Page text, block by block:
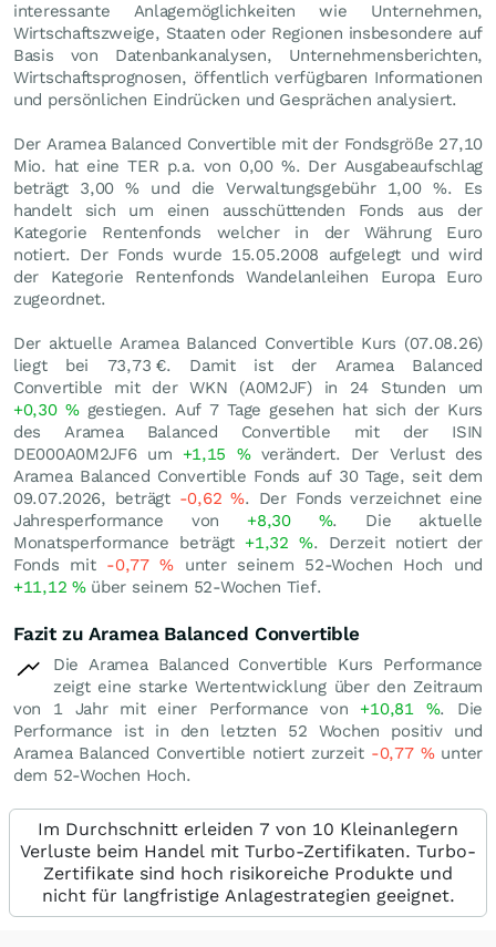
interessante Anlagemöglichkeiten wie Unternehmen,
Wirtschaftszweige, Staaten oder Regionen insbesondere auf
Basis von Datenbankanalysen, Unternehmensberichten,
Wirtschaftsprognosen, öffentlich verfügbaren Informationen
und persönlichen Eindrücken und Gesprächen analysiert.
Der Aramea Balanced Convertible mit der Fondsgröße 27,10
Mio. hat eine TER p.a. von 0,00 %. Der Ausgabeaufschlag
beträgt 3,00 % und die Verwaltungsgebühr 1,00 %. Es
handelt sich um einen ausschüttenden Fonds aus der
Kategorie Rentenfonds welcher in der Währung Euro
notiert. Der Fonds wurde 15.05.2008 aufgelegt und wird
der Kategorie Rentenfonds Wandelanleihen Europa Euro
zugeordnet.
Der aktuelle Aramea Balanced Convertible Kurs (07.08.26)
liegt bei 73,73 €. Damit ist der Aramea Balanced
Convertible mit der WKN (A0M2JF) in 24 Stunden um
+0,30 %gestiegen. Auf 7 Tage gesehen hat sich der Kurs
des Aramea Balanced Convertible mit der ISIN
DE000A0M2JF6 um +1,15 %verändert. Der Verlust des
Aramea Balanced Convertible Fonds auf 30 Tage, seit dem
09.07.2026, beträgt -0,62%. Der Fonds verzeichnet eine
Jahresperformance von +8,30 %. Die aktuelle
Monatsperformance beträgt +1,32 %. Derzeit notiert der
Fonds mit -0,77% unter seinem 52-Wochen Hoch und
+11,12 %über seinem 52-Wochen Tief.
Fazit zu Aramea Balanced Convertible
Die Aramea Balanced Convertible Kurs Performance
zeigt eine starke Wertentwicklung über den Zeitraum
von 1 Jahr mit einer Performance von +10,81 %. Die
Performance ist in den letzten 52 Wochen positiv und
Aramea Balanced Convertible notiert zurzeit -0,77 %unter
dem 52-Wochen Hoch.
Im Durchschnitt erleiden 7 von 10 Kleinanlegern
Verluste beim Handel mit Turbo-Zertifikaten. Turbo-
Zertifikate sind hoch risikoreiche Produkte und
nicht für langfristige Anlagestrategien geeignet.